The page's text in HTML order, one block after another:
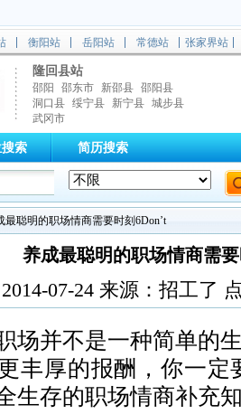
衡阳站 岳阳站 常德站 张家界站
隆回县站
邵阳 邵东市 新邵县 邵阳县
洞口县 绥宁县 新宁县 城步县
武冈市
索 简历搜索
最聪明的职场情商需要时刻6Don’t
养成最聪明的职场情商需要
2014-07-24 来源：招工了
场并不是一种简单的
丰厚的报酬，你一定
生存的职场情商补充